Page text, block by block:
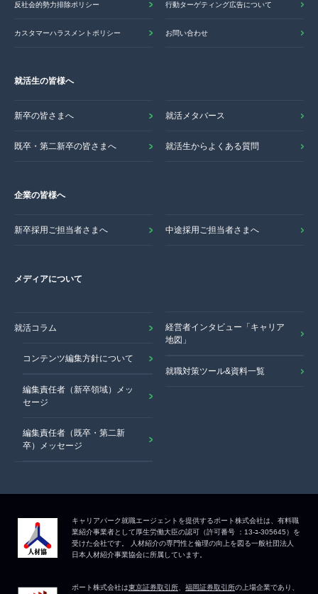
反社会的勢力排除ポリシー 行動ターゲティング広告について
カスタマーハラスメントポリシー お問い合わせ
就活生の皆様へ
新卒の皆さまへ 就活メタバース
既卒・第二新卒の皆さまへ 就活生からよくある質問
企業の皆様へ
新卒採用ご担当者さまへ 中途採用ご担当者さまへ
メディアについて
就活コラム
コンテンツ編集方針について
編集責任者（新卒領域）メッ
セージ
編集責任者（既卒・第二新
卒）メッセージ
経営者インタビュー「キャリア
地図」
就職対策ツール&資料一覧